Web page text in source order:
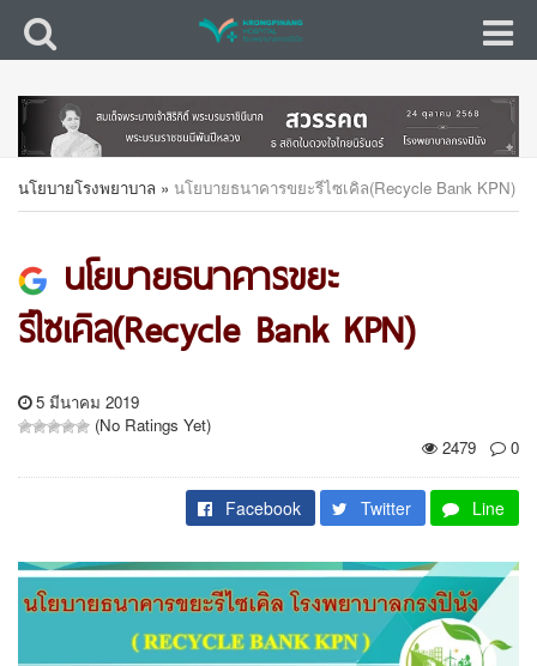
นโยบายโรงพยาบาล » นโยบายธนาคารขยะรีไซเคิล(Recycle Bank KPN)
นโยบายธนาคารขยะ
รีไซเคิล(Recycle Bank KPN)
5 มีนาคม 2019
(No Ratings Yet)
2479
0
Facebook Twitter Line